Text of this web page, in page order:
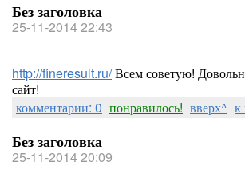
Без заголовка
25-11-2014 22:43
http://fineresult.ru/Всем советую!
сайт!
комментарии: 0 понравилось! вверх^ к
Без заголовка
25-11-2014 20:09